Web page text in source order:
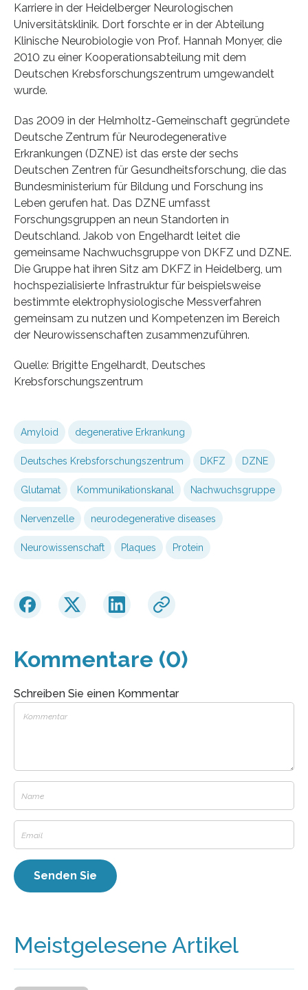
Karriere in der Heidelberger Neurologischen
Universitätsklinik. Dort forschte er in der Abteilung
Klinische Neurobiologie von Prof. Hannah Monyer, die
2010 zu einer Kooperationsabteilung mit dem
Deutschen Krebsforschungszentrum umgewandelt
wurde.
Das 2009 in der Helmholtz-Gemeinschaft gegründete
Deutsche Zentrum für Neurodegenerative
Erkrankungen (DZNE) ist das erste der sechs
Deutschen Zentren für Gesundheitsforschung, die das
Bundesministerium für Bildung und Forschung ins
Leben gerufen hat. Das DZNE umfasst
Forschungsgruppen an neun Standorten in
Deutschland. Jakob von Engelhardt leitet die
gemeinsame Nachwuchsgruppe von DKFZ und DZNE.
Die Gruppe hat ihren Sitz am DKFZ in Heidelberg, um
hochspezialisierte Infrastruktur für beispielsweise
bestimmte elektrophysiologische Messverfahren
gemeinsam zu nutzen und Kompetenzen im Bereich
der Neurowissenschaften zusammenzuführen.
Quelle: Brigitte Engelhardt, Deutsches
Krebsforschungszentrum
Amyloid degenerative Erkrankung
Deutsches Krebsforschungszentrum DKFZ DZNE
Glutamat Kommunikationskanal Nachwuchsgruppe
Nervenzelle neurodegenerative diseases
Neurowissenschaft Plaques Protein
Kommentare (0)
Schreiben Sie einen Kommentar
Meistgelesene Artikel